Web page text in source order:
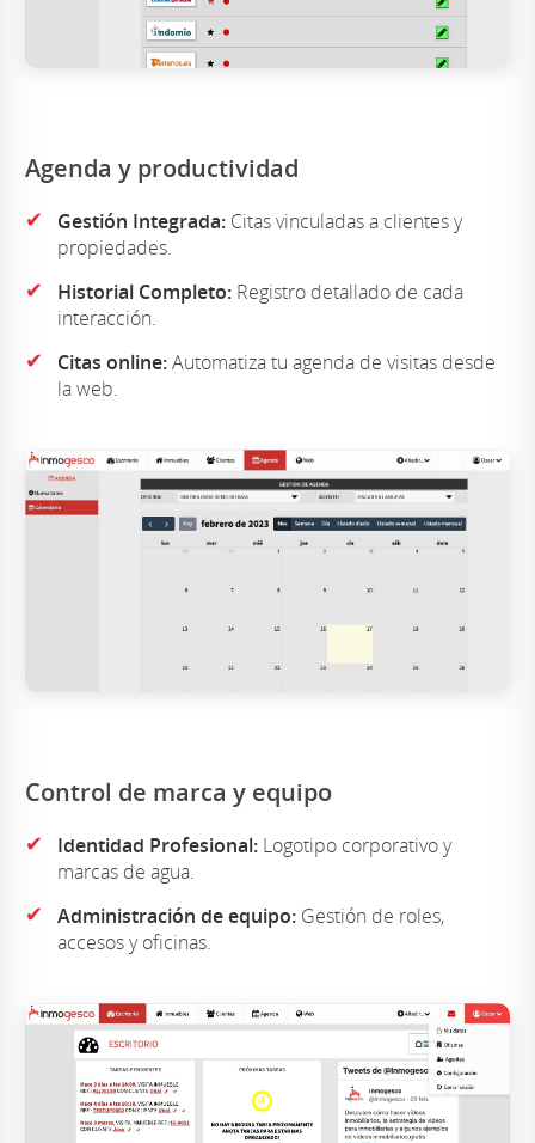
Agenda y productividad
✔ Gestión Integrada: Citas vinculadas a clientes y
propiedades.
✔ Historial Completo: Registro detallado de cada
interacción.
✔ Citas online:Automatiza tu agenda de visitas desde
la web.
Control de marca y equipo
✔ Identidad Profesional: Logotipo corporativo y
marcas de agua.
✔ Administración de equipo: Gestión de roles,
accesos y oficinas.